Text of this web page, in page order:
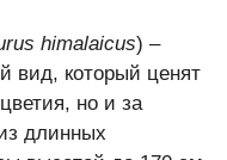
himalaicus) –
вид, который ценят
но и за
длинных